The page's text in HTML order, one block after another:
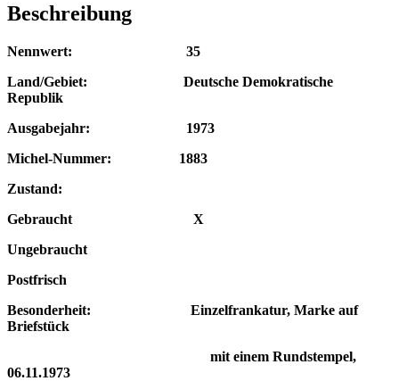
Beschreibung
Nennwert: 35
Land/Gebiet: Deutsche Demokratische
Republik
Ausgabejahr: 1973
Michel-Nummer: 1883
Zustand:
Gebraucht X
Ungebraucht
Postfrisch
Besonderheit: Einzelfrankatur, Marke auf
Briefstück
mit einem Rundstempel,
06.11.1973